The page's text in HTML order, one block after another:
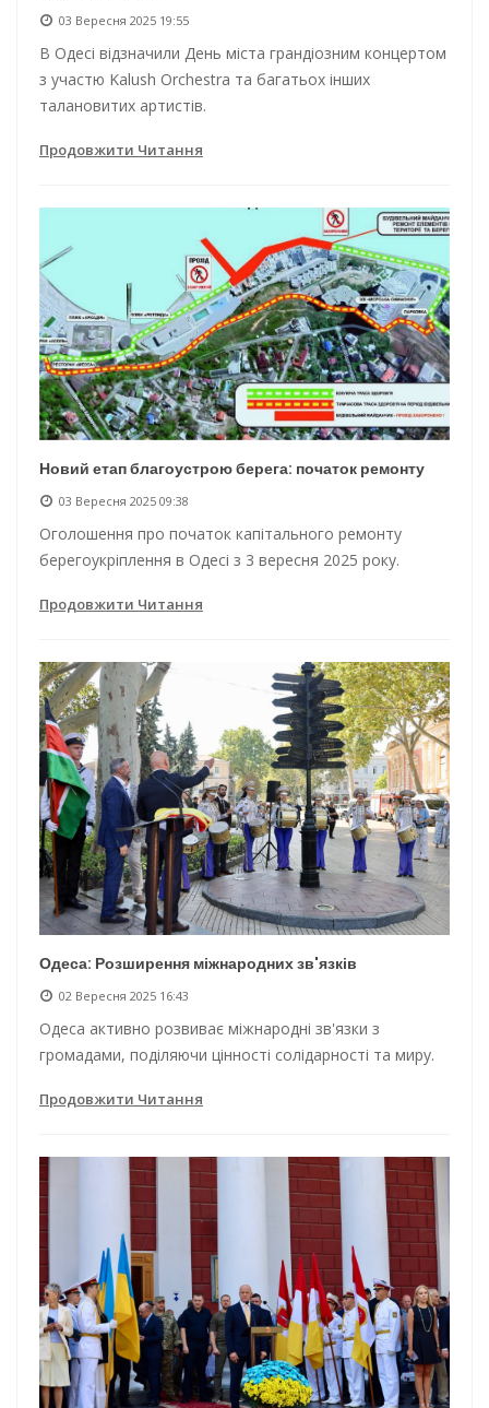
03 Вересня 2025 19:55
В Одесі відзначили День міста грандіозним концертом
з участю Kalush Orchestra та багатьох інших
талановитих артистів.
Продовжити Читання
Новий етап благоустрою берега: початок ремонту
03 Вересня 2025 09:38
Оголошення про початок капітального ремонту
берегоукріплення в Одесі з 3 вересня 2025 року.
Продовжити Читання
Одеса: Розширення міжнародних зв'язків
02 Вересня 2025 16:43
Одеса активно розвиває міжнародні зв'язки з
громадами, поділяючи цінності солідарності та миру.
Продовжити Читання